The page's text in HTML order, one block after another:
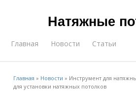
Натяжные
Главная Новости Статьи
Главная » Новости » Инструмент для
для установки натяжных потолков